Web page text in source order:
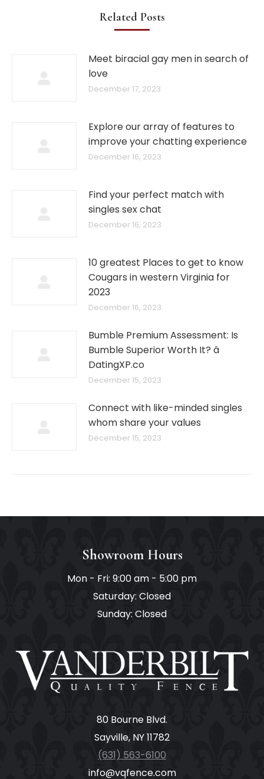
Related Posts
Meet biracial gay men in search of
love
December 17, 2023
Explore our array of features to
improve your chatting experience
December 16, 2023
Find your perfect match with
singles sex chat
December 16, 2023
10 greatest Places to get to know
Cougars in western Virginia for
2023
December 16, 2023
Bumble Premium Assessment: Is
Bumble Superior Worth It? â
DatingXP.co
December 15, 2023
Connect with like-minded singles
whom share your values
December 15, 2023
Showroom Hours
Mon - Fri: 9:00 am - 5:00 pm
Saturday: Closed
Sunday: Closed
80 Bourne Blvd.
Sayville, NY 11782
(631) 563-6100
info@vqfence.com